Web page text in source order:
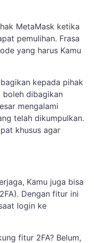
MetaMask ketika
pemulihan. Frasa
yang harus Kamu
kepada pihak
boleh dibagikan
mengalami
telah dikumpulkan.
khusus agar
Kamu juga bisa
Dengan fitur ini
login ke
fitur 2FA? Belum,